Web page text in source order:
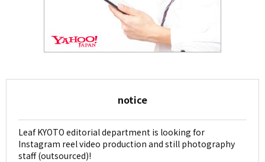
notice
Leaf KYOTO editorial department is looking for
Instagram reel video production and still photography
staff (outsourced)!